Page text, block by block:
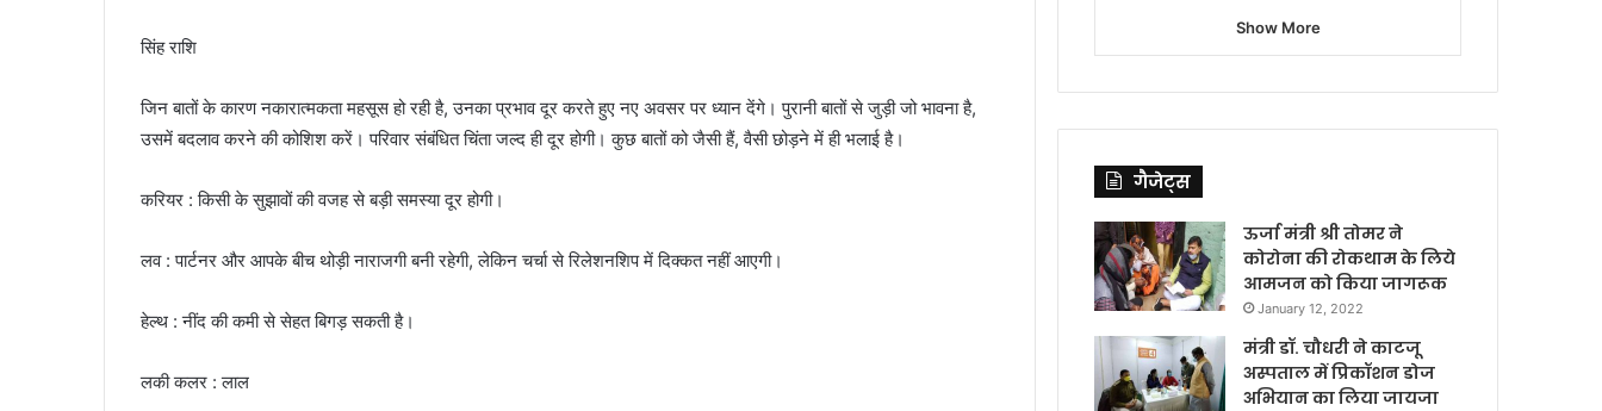
सिंह राशि
जिन बातों के कारण नकारात्मकता महसूस हो रही है, उनका प्रभाव दूर करते हुए नए अवसर पर ध्यान देंगे। पुरानी बातों से जुड़ी जो भावना है,
उसमें बदलाव करने की कोशिश करें। परिवार संबंधित चिंता जल्द ही दूर होगी। कुछ बातों को जैसी हैं, वैसी छोड़ने में ही भलाई है।
करियर : किसी के सुझावों की वजह से बड़ी समस्या दूर होगी।
लव : पार्टनर और आपके बीच थोड़ी नाराजगी बनी रहेगी, लेकिन चर्चा से रिलेशनशिप में दिक्कत नहीं आएगी।
हेल्थ : नींद की कमी से सेहत बिगड़ सकती है।
लकी कलर : लाल
Show More
गैजेट्स
ऊर्जा मंत्री श्री तोमर ने
कोरोना की रोकथाम के लिये
आमजन को किया जागरूक
January 12, 2022
मंत्री डॉ. चौधरी ने काटजू
अस्पताल में प्रिकॉशन डोज
अभियान का लिया जायजा